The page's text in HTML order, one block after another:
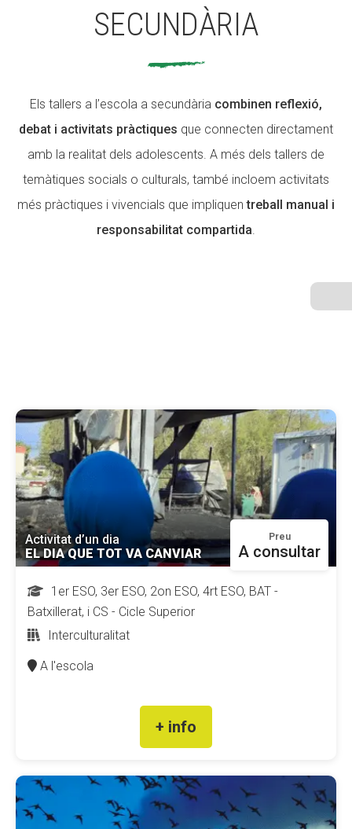
SECUNDÀRIA
Els tallers a l’escola a secundària combinen reflexió,
debat i activitats pràctiques que connecten directament
amb la realitat dels adolescents. A més dels tallers de
temàtiques socials o culturals, també incloem activitats
més pràctiques i vivencials que impliquen treball manual i
responsabilitat compartida.
Activitat d’un dia
EL DIA QUE TOT VA CANVIAR
Preu
A consultar
1er ESO, 3er ESO, 2on ESO, 4rt ESO, BAT -
Batxillerat, i CS - Cicle Superior
Interculturalitat
A l'escola
+ info
ACCIÓ SOCIAL I JOVES
ESPLAIS
SUPORT TERCER SECTOR
La Fundació
L'equip
Missió i valors
Els comptes clars
Memòria d'activitats
Proposta educativa
ACTUALITAT
Notícies
Butlletins
COL·LABORA